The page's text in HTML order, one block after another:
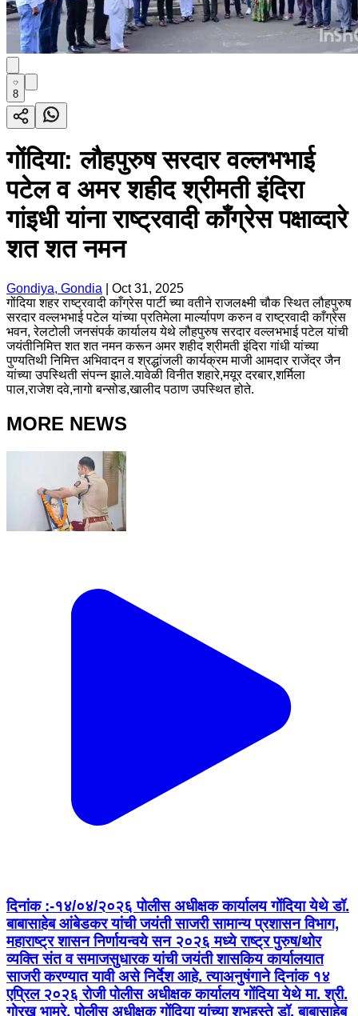
8
गोंदिया: लौहपुरुष सरदार वल्लभभाई
पटेल व अमर शहीद श्रीमती इंदिरा
गांइधी यांना राष्ट्रवादी काँग्रेस पक्षाव्दारे
शत शत नमन
Gondiya, Gondia
Oct 31, 2025
गोंदिया शहर राष्ट्रवादी काँग्रेस पार्टी च्या वतीने राजलक्ष्मी चौक स्थित लौहपुरुष
सरदार वल्लभभाई पटेल यांच्या प्रतिमेला मार्ल्यापण करुन व राष्ट्रवादी काँग्रेस
भवन, रेलटोली जनसंपर्क कार्यालय येथे लौहपुरुष सरदार वल्लभभाई पटेल यांची
जयंतीनिमित्त शत शत नमन करून अमर शहीद श्रीमती इंदिरा गांधी यांच्या
पुण्यतिथी निमित्त अभिवादन व श्रद्धांजली कार्यक्रम माजी आमदार राजेंद्र जैन
यांच्या उपस्थिती संपन्न झाले.यावेळी विनीत शहारे,मयूर दरबार,शर्मिला
पाल,राजेश दवे,नागो बन्सोड,खालीद पठाण उपस्थित होते.
MORE NEWS
दिनांक :-१४/०४/२०२६ पोलीस अधीक्षक कार्यालय गोंदिया येथे डॉ.
बाबासाहेब आंबेडकर यांची जयंती साजरी सामान्य प्रशासन विभाग,
महाराष्ट्र शासन निर्णायन्वये सन २०२६ मध्ये राष्ट्र पुरुष/थोर
व्यक्ति संत व समाजसुधारक यांची जयंती शासकिय कार्यालयात
साजरी करण्यात यावी असे निर्देश आहे. त्याअनुषंगाने दिनांक १४
एप्रिल २०२६ रोजी पोलीस अधीक्षक कार्यालय गोंदिया येथे मा. श्री.
गोरख भामरे, पोलीस अधीक्षक गोंदिया यांच्या शुभहस्ते डॉ. बाबासाहेब